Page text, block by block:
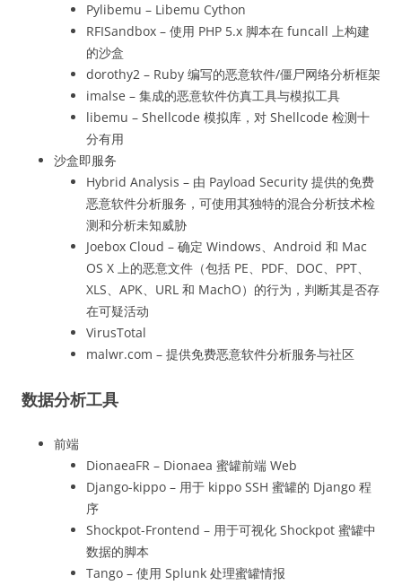
Pylibemu – Libemu Cython
RFISandbox – 使用 PHP 5.x 脚本在 funcall 上构建
的沙盒
dorothy2 – Ruby 编写的恶意软件/僵尸网络分析框架
imalse – 集成的恶意软件仿真工具与模拟工具
libemu – Shellcode 模拟库，对 Shellcode 检测十
分有用
沙盒即服务
Hybrid Analysis – 由 Payload Security 提供的免费
恶意软件分析服务，可使用其独特的混合分析技术检
测和分析未知威胁
Joebox Cloud – 确定 Windows、Android 和 Mac
OS X 上的恶意文件（包括 PE、PDF、DOC、PPT、
XLS、APK、URL 和 MachO）的行为，判断其是否存
在可疑活动
VirusTotal
malwr.com – 提供免费恶意软件分析服务与社区
数据分析工具
前端
DionaeaFR – Dionaea 蜜罐前端 Web
Django-kippo – 用于 kippo SSH 蜜罐的 Django 程
序
Shockpot-Frontend – 用于可视化 Shockpot 蜜罐中
数据的脚本
Tango – 使用 Splunk 处理蜜罐情报